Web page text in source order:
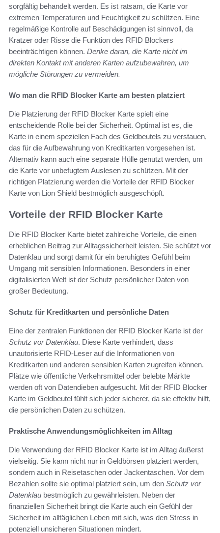
sorgfältig behandelt werden. Es ist ratsam, die Karte vor
extremen Temperaturen und Feuchtigkeit zu schützen. Eine
regelmäßige Kontrolle auf Beschädigungen ist sinnvoll, da
Kratzer oder Risse die Funktion des RFID Blockers
beeinträchtigen können. Denke daran, die Karte nicht im
direkten Kontakt mit anderen Karten aufzubewahren, um
mögliche Störungen zu vermeiden.
Wo man die RFID Blocker Karte am besten platziert
Die Platzierung der RFID Blocker Karte spielt eine
entscheidende Rolle bei der Sicherheit. Optimal ist es, die
Karte in einem speziellen Fach des Geldbeutels zu verstauen,
das für die Aufbewahrung von Kreditkarten vorgesehen ist.
Alternativ kann auch eine separate Hülle genutzt werden, um
die Karte vor unbefugtem Auslesen zu schützen. Mit der
richtigen Platzierung werden die Vorteile der RFID Blocker
Karte von Lion Shield bestmöglich ausgeschöpft.
Vorteile der RFID Blocker Karte
Die RFID Blocker Karte bietet zahlreiche Vorteile, die einen
erheblichen Beitrag zur Alltagssicherheit leisten. Sie schützt vor
Datenklau und sorgt damit für ein beruhigtes Gefühl beim
Umgang mit sensiblen Informationen. Besonders in einer
digitalisierten Welt ist der Schutz persönlicher Daten von
großer Bedeutung.
Schutz für Kreditkarten und persönliche Daten
Eine der zentralen Funktionen der RFID Blocker Karte ist der
Schutz vor Datenklau. Diese Karte verhindert, dass
unautorisierte RFID-Leser auf die Informationen von
Kreditkarten und anderen sensiblen Karten zugreifen können.
Plätze wie öffentliche Verkehrsmittel oder belebte Märkte
werden oft von Datendieben aufgesucht. Mit der RFID Blocker
Karte im Geldbeutel fühlt sich jeder sicherer, da sie effektiv hilft,
die persönlichen Daten zu schützen.
Praktische Anwendungsmöglichkeiten im Alltag
Die Verwendung der RFID Blocker Karte ist im Alltag äußerst
vielseitig. Sie kann nicht nur in Geldbörsen platziert werden,
sondern auch in Reisetaschen oder Jackentaschen. Vor dem
Bezahlen sollte sie optimal platziert sein, um den Schutz vor
Datenklau bestmöglich zu gewährleisten. Neben der
finanziellen Sicherheit bringt die Karte auch ein Gefühl der
Sicherheit im alltäglichen Leben mit sich, was den Stress in
potenziell unsicheren Situationen mindert.